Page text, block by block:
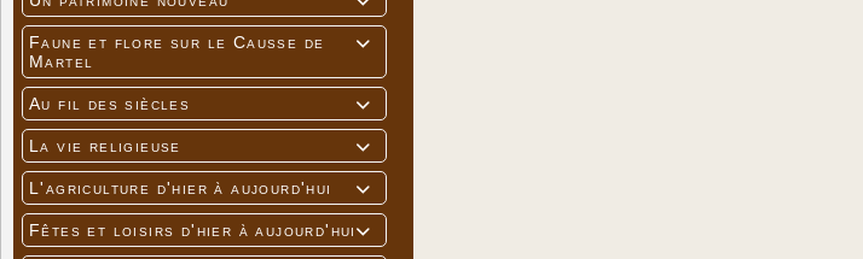

Faune et flore sur le Causse de
Martel

Au fil des siècles

La vie religieuse

L'agriculture d'hier à aujourd'hui

Fêtes et loisirs d'hier à aujourd'hui